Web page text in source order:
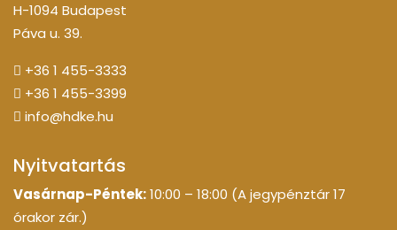
H-1094 Budapest
Páva u. 39.
+36 1 455-3333
+36 1 455-3399
info@hdke.hu
Nyitvatartás
Vasárnap-Péntek:10:00 – 18:00 (A jegypénztár 17
órakor zár.)